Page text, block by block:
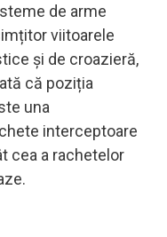
de arme
viitoarele
și de croazieră,
că poziția
una
interceptoare
cea a rachetelor